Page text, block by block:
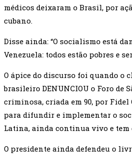
médicos deixaram o Brasil, por
cubano.
Disse ainda: “O socialismo está
Venezuela: todos estão pobres e
O ápice do discurso foi quando o
brasileiro DENUNCIOU o Foro de
criminosa, criada em 90, por Fidel
para difundir e implementar o
Latina, ainda continua vivo e tem
O presidente ainda defendeu o